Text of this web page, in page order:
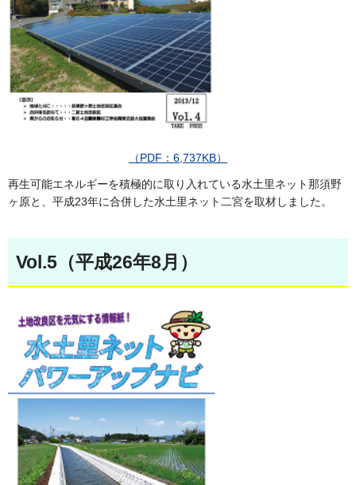
（PDF：6,737KB）
再生可能エネルギーを積極的に取り入れている水土里ネット那須野
ヶ原と、平成23年に合併した水土里ネット二宮を取材しました。
Vol.5（平成26年8月）